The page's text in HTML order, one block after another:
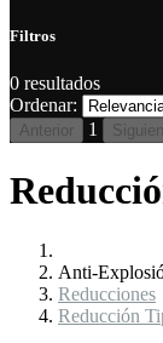
Filtros
0 resultados
Ordenar:
Anterior 1
Anti-
Reducciones
Reducción